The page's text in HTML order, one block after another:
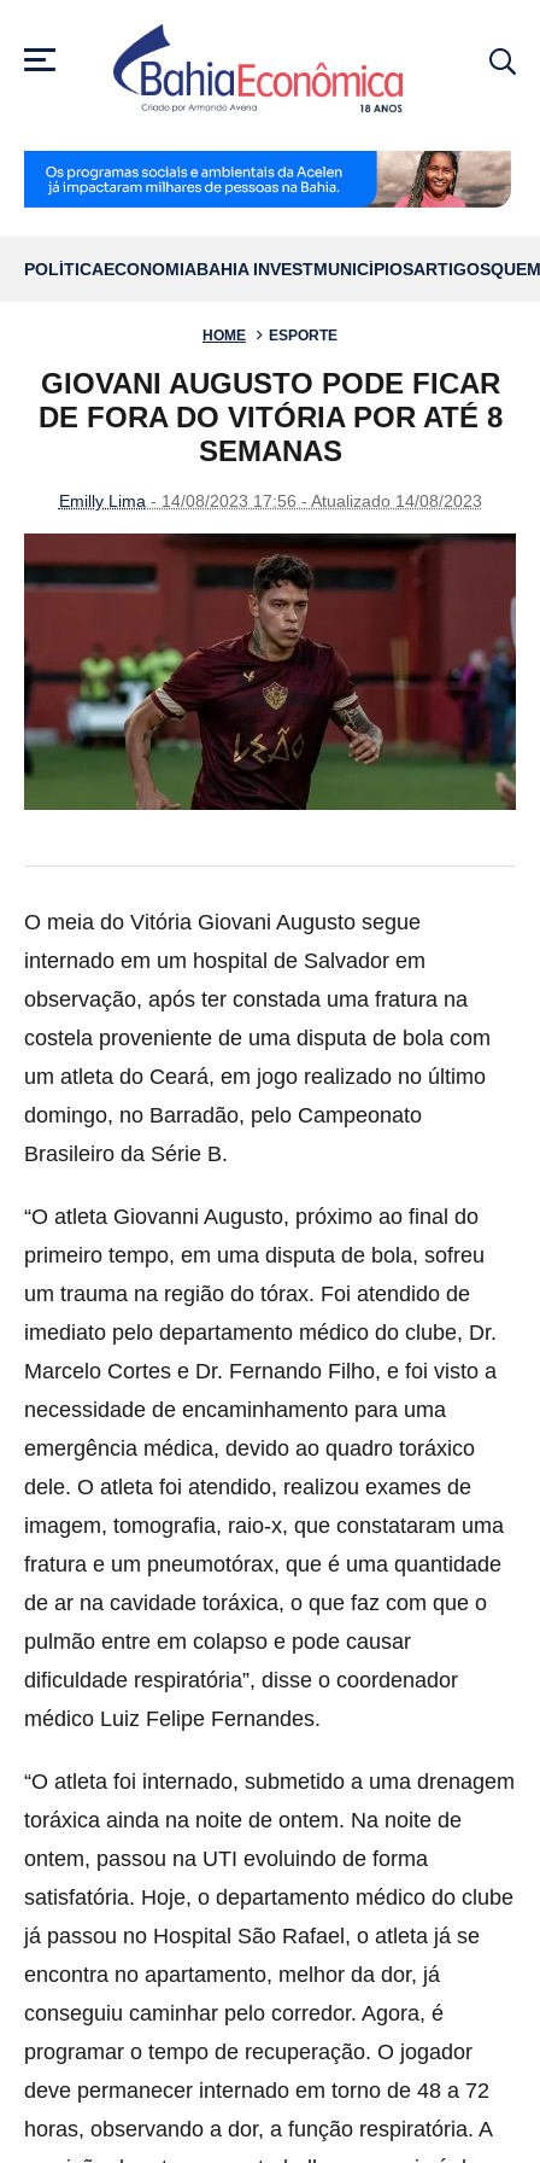
MENU
POLÍTICAECONOMIABAHIA INVESTMUNICÍPIOSARTIGOS
HOME ESPORTE
GIOVANI AUGUSTO PODE FICAR
DE FORA DO VITÓRIA POR ATÉ 8
SEMANAS
Emilly Lima - 14/08/2023 17:56 - Atualizado 14/08/2023
O meia do Vitória Giovani Augusto segue
internado em um hospital de Salvador em
observação, após ter constada uma fratura na
costela proveniente de uma disputa de bola com
um atleta do Ceará, em jogo realizado no último
domingo, no Barradão, pelo Campeonato
Brasileiro da Série B.
“O atleta Giovanni Augusto, próximo ao final do
primeiro tempo, em uma disputa de bola, sofreu
um trauma na região do tórax. Foi atendido de
imediato pelo departamento médico do clube, Dr.
Marcelo Cortes e Dr. Fernando Filho, e foi visto a
necessidade de encaminhamento para uma
emergência médica, devido ao quadro toráxico
dele. O atleta foi atendido, realizou exames de
imagem, tomografia, raio-x, que constataram uma
fratura e um pneumotórax, que é uma quantidade
de ar na cavidade toráxica, o que faz com que o
pulmão entre em colapso e pode causar
dificuldade respiratória”, disse o coordenador
médico Luiz Felipe Fernandes.
“O atleta foi internado, submetido a uma drenagem
toráxica ainda na noite de ontem. Na noite de
ontem, passou na UTI evoluindo de forma
satisfatória. Hoje, o departamento médico do clube
já passou no Hospital São Rafael, o atleta já se
encontra no apartamento, melhor da dor, já
conseguiu caminhar pelo corredor. Agora, é
programar o tempo de recuperação. O jogador
deve permanecer internado em torno de 48 a 72
horas, observando a dor, a função respiratória. A